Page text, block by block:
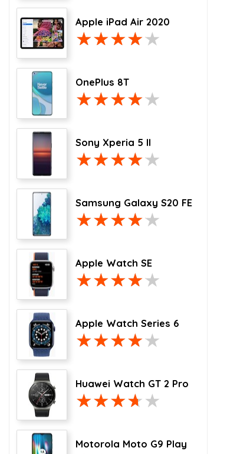
Apple iPad Air 2020
OnePlus 8T
Sony Xperia 5 II
Samsung Galaxy S20 FE
Apple Watch SE
Apple Watch Series 6
Huawei Watch GT 2 Pro
Motorola Moto G9 Play